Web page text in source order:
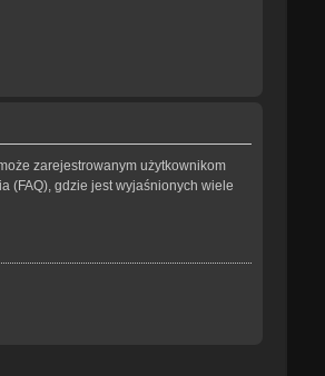
zarejestrowanym użytkownikom
(FAQ), gdzie jest wyjaśnionych wiele